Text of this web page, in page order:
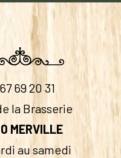
69 20 31
la Brasserie
MERVILLE
au samedi